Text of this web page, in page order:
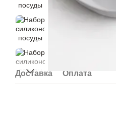
Доставка Оплата